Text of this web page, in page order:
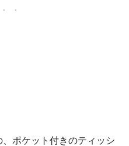
ポケット付きのティッシ